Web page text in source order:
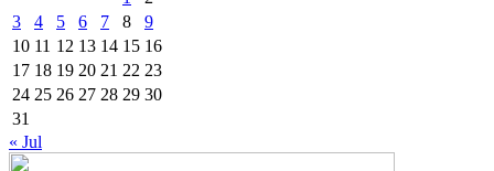
3
4 5 6 7 8
9
10 11 12 13 14 15 16
17 18 19 20 21 22 23
24 25 26 27 28 29 30
31
« Jul